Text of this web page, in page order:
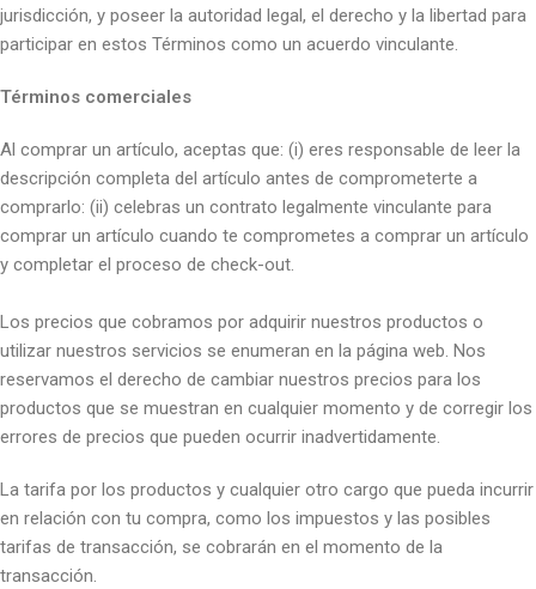
jurisdicción, y poseer la autoridad legal, el derecho y la libertad para
participar en estos Términos como un acuerdo vinculante.
Términos comerciales
Al comprar un artículo, aceptas que: (i) eres responsable de leer la
descripción completa del artículo antes de comprometerte a
comprarlo: (ii) celebras un contrato legalmente vinculante para
comprar un artículo cuando te comprometes a comprar un artículo
y completar el proceso de check-out.
Los precios que cobramos por adquirir nuestros productos o
utilizar nuestros servicios se enumeran en la página web. Nos
reservamos el derecho de cambiar nuestros precios para los
productos que se muestran en cualquier momento y de corregir los
errores de precios que pueden ocurrir inadvertidamente.
La tarifa por los productos y cualquier otro cargo que pueda incurrir
en relación con tu compra, como los impuestos y las posibles
tarifas de transacción, se cobrarán en el momento de la
transacción.